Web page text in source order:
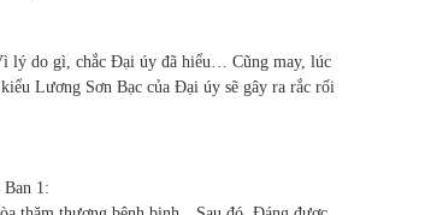
do gì, chắc Đại úy đã hiểu… Cũng may, lúc
Lương Sơn Bạc của Đại úy sẽ gây ra rắc rối
1: